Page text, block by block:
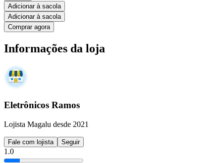
Adicionar à sacola
Adicionar à sacola
Comprar agora
Informações da loja
Eletrônicos Ramos
Lojista Magalu desde 2021
Fale com lojista Seguir
1.0